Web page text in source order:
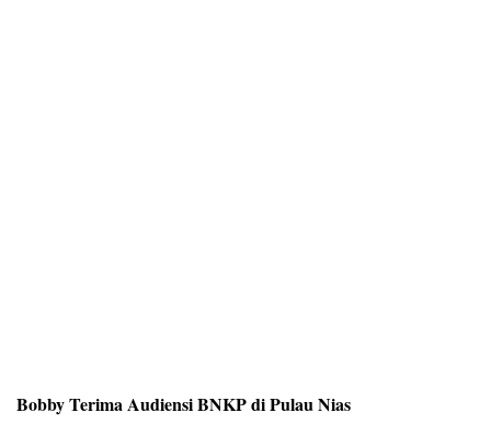
Bobby Terima Audiensi BNKP di Pulau Nias